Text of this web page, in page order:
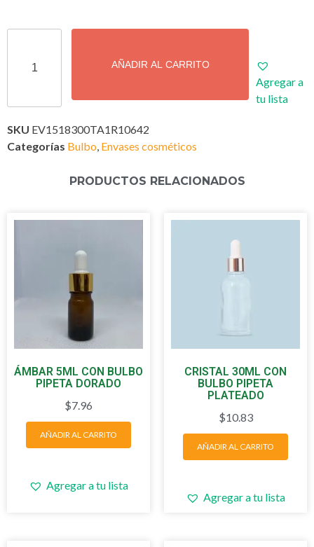
AÑADIR AL CARRITO
Agregar a
tu lista
SKU EV1518300TA1R10642
Categorías Bulbo, Envases cosméticos
PRODUCTOS RELACIONADOS
ÁMBAR 5ML CON BULBO
PIPETA DORADO
$7.96
AÑADIR AL CARRITO
Agregar a tu lista
CRISTAL 30ML CON
BULBO PIPETA
PLATEADO
$10.83
AÑADIR AL CARRITO
Agregar a tu lista